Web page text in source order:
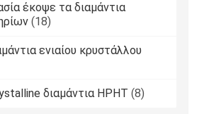
έκοψε τα διαμάντια
(18)
ενιαίου κρυστάλλου
διαμάντια HPHT (8)